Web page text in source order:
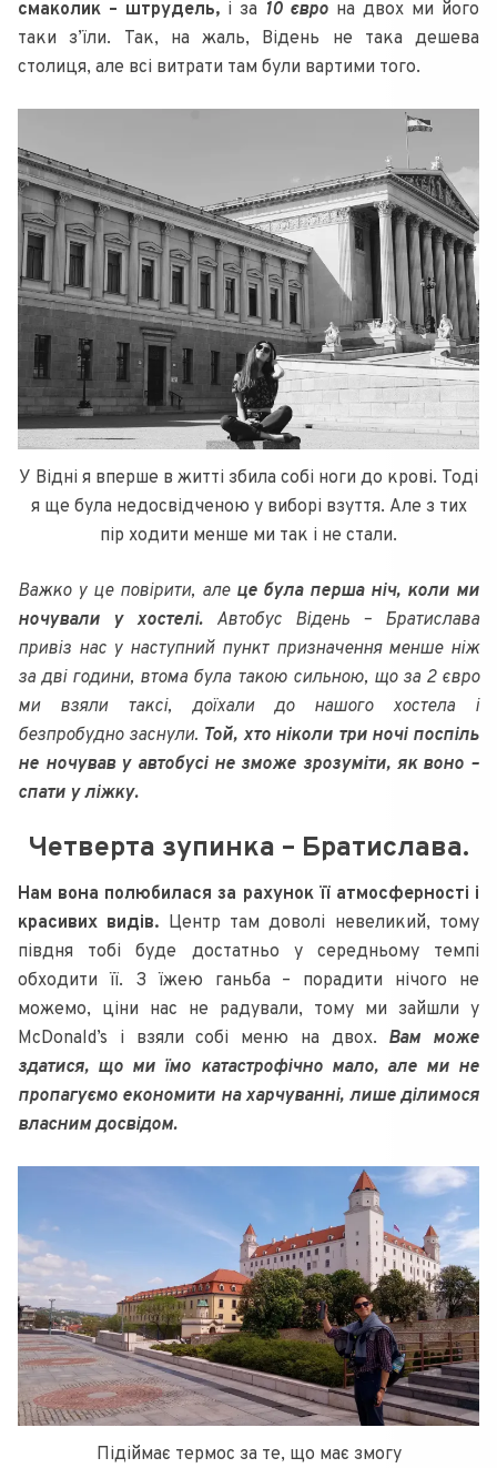
смаколик – штрудель,і за 10 євро на двох ми його
таки з’їли. Так, на жаль, Відень не така дешева
столиця, але всі витрати там були вартими того.
У Відні я вперше в житті збила собі ноги до крові. Тоді
я ще була недосвідченою у виборі взуття. Але з тих
пір ходити менше ми так і не стали.
Важко у це повірити, але це була перша ніч, коли ми
ночували у хостелі. Автобус Відень – Братислава
привіз нас у наступний пункт призначення менше ніж
за дві години, втома була такою сильною, що за 2 євро
ми взяли таксі, доїхали до нашого хостела і
безпробудно заснули. Той, хто ніколи три ночі поспіль
не ночував у автобусі не зможе зрозуміти, як воно –
спати у ліжку.
Четверта зупинка – Братислава.
Нам вона полюбилася за рахунок її атмосферності і
красивих видів. Центр там доволі невеликий, тому
півдня тобі буде достатньо у середньому темпі
обходити її. З їжею ганьба – порадити нічого не
можемо, ціни нас не радували, тому ми зайшли у
McDonald’s і взяли собі меню на двох. Вам може
здатися, що ми їмо катастрофічно мало, але ми не
пропагуємо економити на харчуванні, лише ділимося
власним досвідом.
Підіймає термос за те, що має змогу